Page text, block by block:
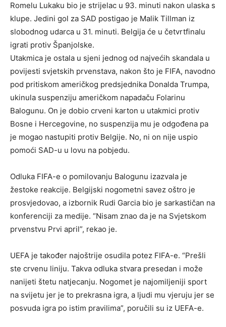
Romelu Lukaku bio je strijelac u 93. minuti nakon ulaska s
klupe. Jedini gol za SAD postigao je Malik Tillman iz
slobodnog udarca u 31. minuti. Belgija će u četvrtfinalu
igrati protiv Španjolske.
Utakmica je ostala u sjeni jednog od najvećih skandala u
povijesti svjetskih prvenstava, nakon što je FIFA, navodno
pod pritiskom američkog predsjednika Donalda Trumpa,
ukinula suspenziju američkom napadaču Folarinu
Balogunu. On je dobio crveni karton u utakmici protiv
Bosne i Hercegovine, no suspenzija mu je odgođena pa
je mogao nastupiti protiv Belgije. No, ni on nije uspio
pomoći SAD-u u lovu na pobjedu.
Odluka FIFA-e o pomilovanju Balogunu izazvala je
žestoke reakcije. Belgijski nogometni savez oštro je
prosvjedovao, a izbornik Rudi Garcia bio je sarkastičan na
konferenciji za medije. “Nisam znao da je na Svjetskom
prvenstvu Prvi april”, rekao je.
UEFA je također najoštrije osudila potez FIFA-e. “Prešli
ste crvenu liniju. Takva odluka stvara presedan i može
nanijeti štetu natjecanju. Nogomet je najomiljeniji sport
na svijetu jer je to prekrasna igra, a ljudi mu vjeruju jer se
posvuda igra po istim pravilima”, poručili su iz UEFA-e.